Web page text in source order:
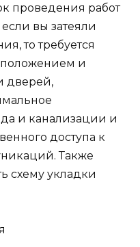
проведения работ
вы затеяли
то требуется
и
дверей,
и канализации и
доступа к
Также
схему укладки